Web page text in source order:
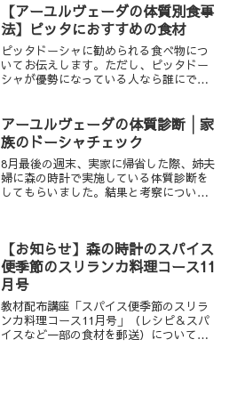
【アーユルヴェーダの体質別食事
法】ピッタにおすすめの食材
ピッタドーシャに勧められる食べ物につ
いてお伝えします。ただし、ピッタドー
シャが優勢になっている人なら誰にで
力、現在のドーシャの悪化度を鑑み、自
分に本当に必要なものを選択し...
アーユルヴェーダの体質診断│家
族のドーシャチェック
8月最後の週末、実家に帰省した際、姉夫
婦に森の時計で実施している体質診断を
してもらいました。結果と考察につい
【お知らせ】森の時計のスパイス
便季節のスリランカ料理コース11
月号
教材配布講座「スパイス便季節のスリラ
ンカ料理コース11月号」（レシピ＆スパ
イスなど一部の食材を郵送）についてご